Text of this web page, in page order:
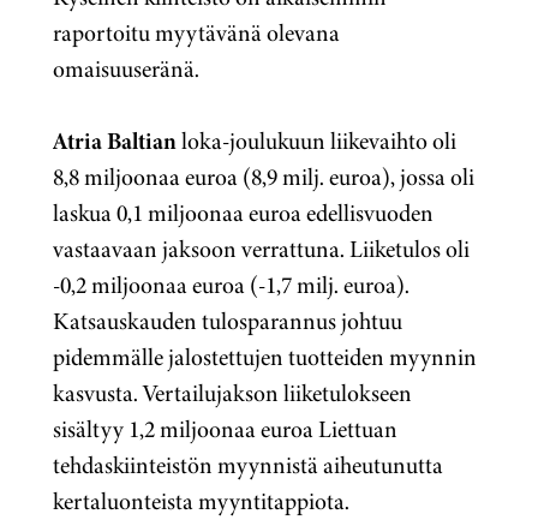
raportoitu myytävänä olevana
omaisuuseränä.
Atria Baltianloka-joulukuun liikevaihto oli
8,8 miljoonaa euroa (8,9 milj. euroa), jossa oli
laskua 0,1 miljoonaa euroa edellisvuoden
vastaavaan jaksoon verrattuna. Liiketulos oli
-0,2 miljoonaa euroa (-1,7 milj. euroa).
Katsauskauden tulosparannus johtuu
pidemmälle jalostettujen tuotteiden myynnin
kasvusta. Vertailujakson liiketulokseen
sisältyy 1,2 miljoonaa euroa Liettuan
tehdaskiinteistön myynnistä aiheutunutta
kertaluonteista myyntitappiota.